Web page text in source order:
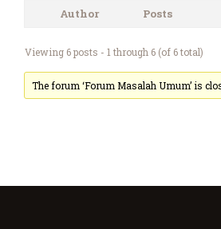
Author Posts
Viewing 6 posts - 1 through 6 (of 6 total)
The forum ‘Forum Masalah Umum’ is